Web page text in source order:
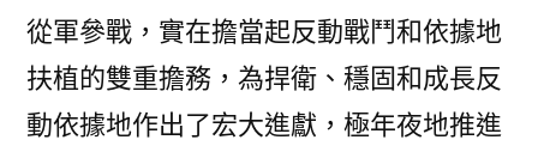
從軍參戰，實在擔當起反動戰鬥和依據地
扶植的雙重擔務，為捍衛、穩固和成長反
動依據地作出了宏大進獻，極年夜地推進